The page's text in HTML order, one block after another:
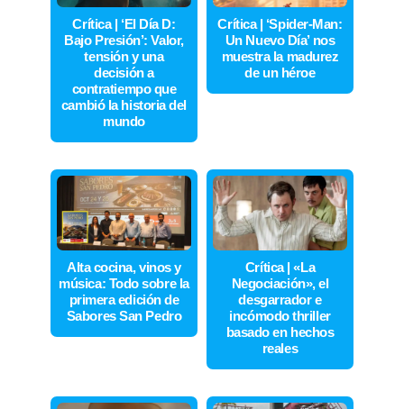
Crítica | ‘El Día D:
Bajo Presión’: Valor,
tensión y una
decisión a
contratiempo que
cambió la historia del
mundo
Crítica | ‘Spider-Man:
Un Nuevo Día’ nos
muestra la madurez
de un héroe
Alta cocina, vinos y
música: Todo sobre la
primera edición de
Sabores San Pedro
Crítica | «La
Negociación», el
desgarrador e
incómodo thriller
basado en hechos
reales